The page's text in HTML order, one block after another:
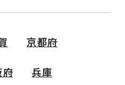
京都府
府 兵庫